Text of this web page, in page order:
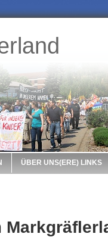
ÜBER UNS(ERE) LINKS